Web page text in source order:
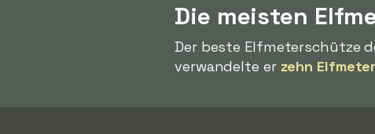
Die meisten
Der beste Elfmeterschütze
verwandelte er zehn Elfmeter